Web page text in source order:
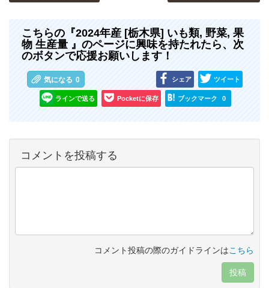
こちらの『2024年産 [栃木県] いも類, 野菜, 果
物 生産量 』のページに興味を持たれたら、次
のボタンで応援お願いします！
気になる 0 シェア ツイート
ラインで送る Pocketに保存 ブックマーク 0
コメントを投稿する
コメント投稿の際のガイドラインはこちら
投稿